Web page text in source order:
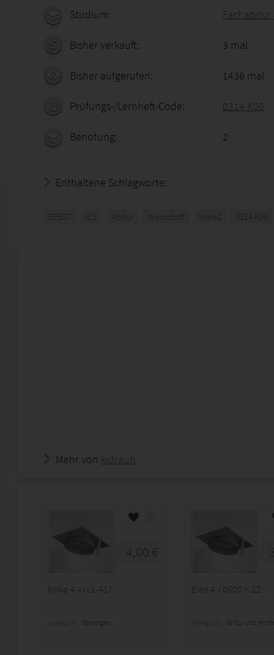
Studium: Fachabitur
Bisher verkauft: 3 mal
Bisher aufgerufen: 1436 mal
Prüfungs-/Lernheft-Code: 0314 K06
Benotung: 2
Enthaltene Schlagworte:
EFB07 ILS Abitur Wirtschsft Note2 0314 K06
Mehr von kidrauh
4,00 €
Koka 4-xxx1-A17
Sonstiges
EleA 4 / 0600 K 12
Abitur und